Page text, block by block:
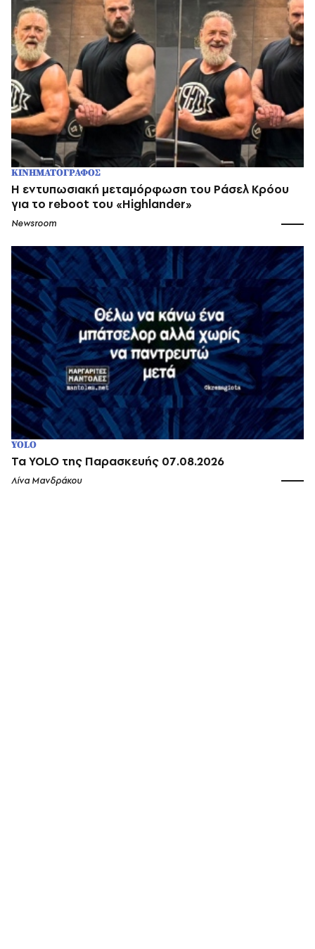
ΚΙΝΗΜΑΤΟΓΡΑΦΟΣ
Η εντυπωσιακή μεταμόρφωση του Ράσελ Κρόου
για το reboot του «Highlander»
Newsroom
YOLO
Τα YOLO της Παρασκευής 07.08.2026
Λίνα Μανδράκου